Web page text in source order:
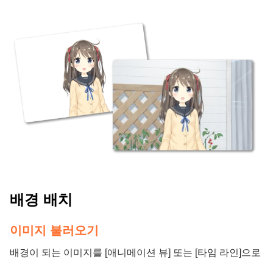
배경 배치
이미지 불러오기
배경이 되는 이미지를 [애니메이션 뷰] 또는 [타임 라인]으로